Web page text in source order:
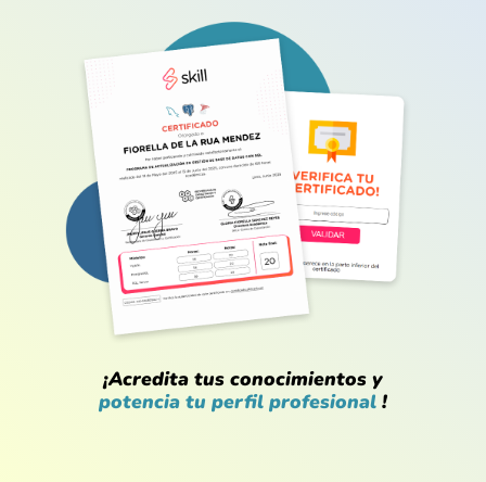
¡Acredita tus conocimientos y
potencia tu perfil profesional !